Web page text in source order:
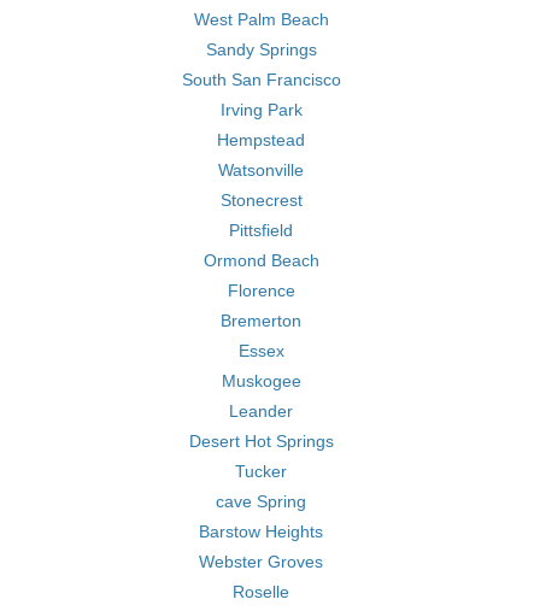
West Palm Beach
Sandy Springs
South San Francisco
Irving Park
Hempstead
Watsonville
Stonecrest
Pittsfield
Ormond Beach
Florence
Bremerton
Essex
Muskogee
Leander
Desert Hot Springs
Tucker
cave Spring
Barstow Heights
Webster Groves
Roselle